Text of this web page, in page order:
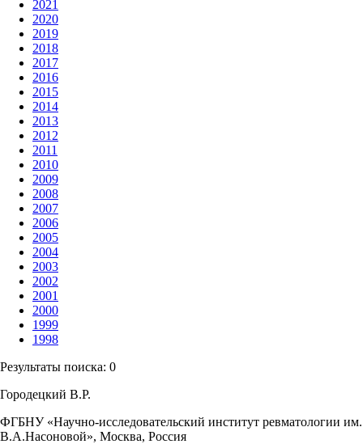
2021
2020
2019
2018
2017
2016
2015
2014
2013
2012
2011
2010
2009
2008
2007
2006
2005
2004
2003
2002
2001
2000
1999
1998
Результаты поиска: 0
Городецкий В.Р.
ФГБНУ «Научно-исследовательский институт ревматологии им.
В.А.Насоновой», Москва, Россия